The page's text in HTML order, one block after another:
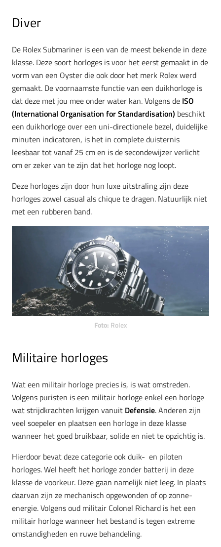
Diver
De Rolex Submariner is een van de meest bekende in deze
klasse. Deze soort horloges is voor het eerst gemaakt in de
vorm van een Oyster die ook door het merk Rolex werd
gemaakt. De voornaamste functie van een duikhorloge is
dat deze met jou mee onder water kan. Volgens de ISO
(International Organisation for Standardisation) beschikt
een duikhorloge over een uni-directionele bezel, duidelijke
minuten indicatoren, is het in complete duisternis
leesbaar tot vanaf 25 cm en is de secondewijzer verlicht
om er zeker van te zijn dat het horloge nog loopt.
Deze horloges zijn door hun luxe uitstraling zijn deze
horloges zowel casual als chique te dragen. Natuurlijk niet
met een rubberen band.
Foto: Rolex
Militaire horloges
Wat een militair horloge precies is, is wat omstreden.
Volgens puristen is een militair horloge enkel een horloge
wat strijdkrachten krijgen vanuit Defensie. Anderen zijn
veel soepeler en plaatsen een horloge in deze klasse
wanneer het goed bruikbaar, solide en niet te opzichtig is.
Hierdoor bevat deze categorie ook duik- en piloten
horloges. Wel heeft het horloge zonder batterij in deze
klasse de voorkeur. Deze gaan namelijk niet leeg. In plaats
daarvan zijn ze mechanisch opgewonden of op zonne-
energie. Volgens oud militair Colonel Richard is het een
militair horloge wanneer het bestand is tegen extreme
omstandigheden en ruwe behandeling.